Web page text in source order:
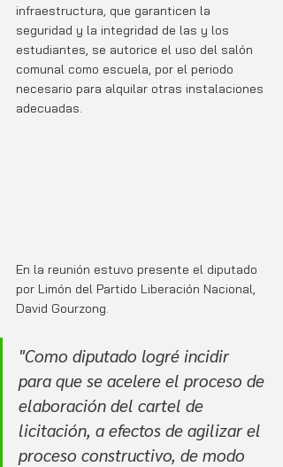
infraestructura, que garanticen la
seguridad y la integridad de las y los
estudiantes, se autorice el uso del salón
comunal como escuela, por el periodo
necesario para alquilar otras instalaciones
adecuadas.
En la reunión estuvo presente el diputado
por Limón del Partido Liberación Nacional,
David Gourzong.
"Como diputado logré incidir
para que se acelere el proceso de
elaboración del cartel de
licitación, a efectos de agilizar el
proceso constructivo, de modo